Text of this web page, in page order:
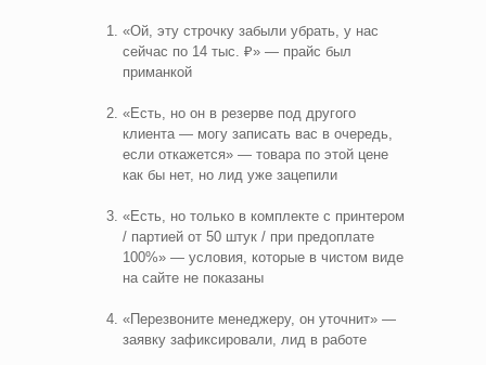
«Ой, эту строчку забыли убрать, у нас
сейчас по 14 тыс. ₽» — прайс был
приманкой
«Есть, но он в резерве под другого
клиента — могу записать вас в очередь,
если откажется» — товара по этой цене
как бы нет, но лид уже зацепили
«Есть, но только в комплекте с принтером
/ партией от 50 штук / при предоплате
100%» — условия, которые в чистом виде
на сайте не показаны
«Перезвоните менеджеру, он уточнит» —
заявку зафиксировали, лид в работе